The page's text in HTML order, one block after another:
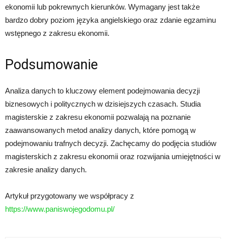
ekonomii lub pokrewnych kierunków. Wymagany jest także
bardzo dobry poziom języka angielskiego oraz zdanie egzaminu
wstępnego z zakresu ekonomii.
Podsumowanie
Analiza danych to kluczowy element podejmowania decyzji
biznesowych i politycznych w dzisiejszych czasach. Studia
magisterskie z zakresu ekonomii pozwalają na poznanie
zaawansowanych metod analizy danych, które pomogą w
podejmowaniu trafnych decyzji. Zachęcamy do podjęcia studiów
magisterskich z zakresu ekonomii oraz rozwijania umiejętności w
zakresie analizy danych.
Artykuł przygotowany we współpracy z
https://www.paniswojegodomu.pl/